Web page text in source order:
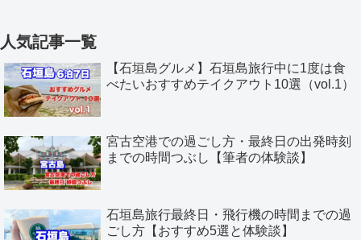
人気記事一覧
【石垣島グルメ】石垣島旅行中に1度は食
べたいおすすめテイクアウト10選（vol.1）
宮古空港での過ごし方・最終日の出発時刻
までの時間つぶし【筆者の体験談】
石垣島旅行最終日・飛行機の時間までの過
ごし方【おすすめ5選と体験談】